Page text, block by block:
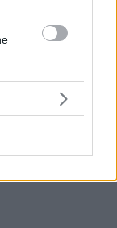
el CSKA
de los
abandonó el
intentado el